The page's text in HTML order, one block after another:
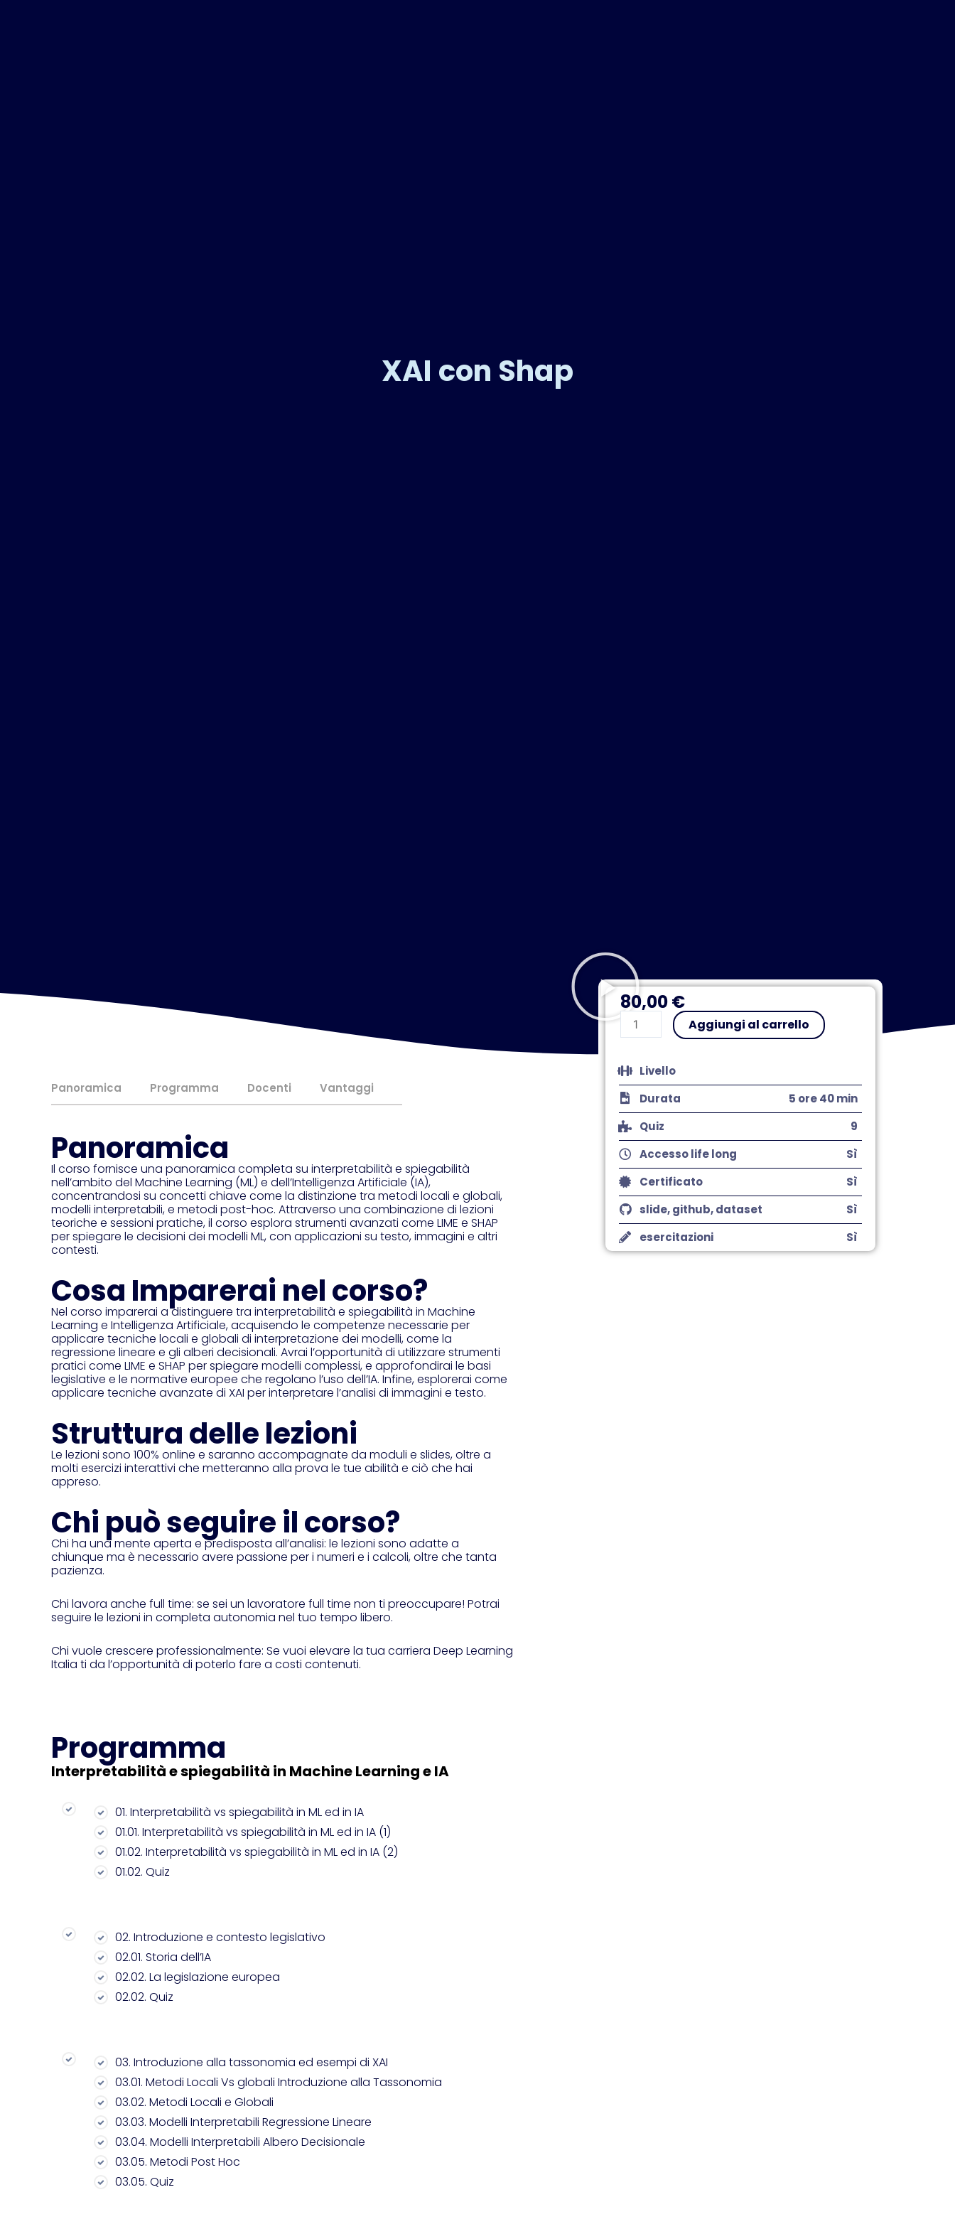
XAI con Shap
Panoramica Programma Docenti Vantaggi
Panoramica
Il corso fornisce una panoramica completa su interpretabilità e spiegabilità
nell’ambito del Machine Learning (ML) e dell’Intelligenza Artificiale (IA),
concentrandosi su concetti chiave come la distinzione tra metodi locali e globali,
modelli interpretabili, e metodi post-hoc. Attraverso una combinazione di lezioni
teoriche e sessioni pratiche, il corso esplora strumenti avanzati come LIME e SHAP
per spiegare le decisioni dei modelli ML, con applicazioni su testo, immagini e altri
contesti.
Cosa Imparerai nel corso?
Nel corso imparerai a distinguere tra interpretabilità e spiegabilità in Machine
Learning e Intelligenza Artificiale, acquisendo le competenze necessarie per
applicare tecniche locali e globali di interpretazione dei modelli, come la
regressione lineare e gli alberi decisionali. Avrai l’opportunità di utilizzare strumenti
pratici come LIME e SHAP per spiegare modelli complessi, e approfondirai le basi
legislative e le normative europee che regolano l’uso dell’IA. Infine, esplorerai come
applicare tecniche avanzate di XAI per interpretare l’analisi di immagini e testo.
Struttura delle lezioni
Le lezioni sono 100% online e saranno accompagnate da moduli e slides, oltre a
molti esercizi interattivi che metteranno alla prova le tue abilità e ciò che hai
appreso.
Chi può seguire il corso?
Chi ha una mente aperta e predisposta all’analisi: le lezioni sono adatte a
chiunque ma è necessario avere passione per i numeri e i calcoli, oltre che tanta
pazienza.
Chi lavora anche full time: se sei un lavoratore full time non ti preoccupare! Potrai
seguire le lezioni in completa autonomia nel tuo tempo libero.
Chi vuole crescere professionalmente: Se vuoi elevare la tua carriera Deep Learning
Italia ti da l’opportunità di poterlo fare a costi contenuti.
Programma
Interpretabilità e spiegabilità in Machine Learning e IA
01. Interpretabilità vs spiegabilità in ML ed in IA
01.01. Interpretabilità vs spiegabilità in ML ed in IA (1)
01.02. Interpretabilità vs spiegabilità in ML ed in IA (2)
01.02. Quiz
02. Introduzione e contesto legislativo
02.01. Storia dell’IA
02.02. La legislazione europea
02.02. Quiz
03. Introduzione alla tassonomia ed esempi di XAI
03.01. Metodi Locali Vs globali Introduzione alla Tassonomia
03.02. Metodi Locali e Globali
03.03. Modelli Interpretabili Regressione Lineare
03.04. Modelli Interpretabili Albero Decisionale
03.05. Metodi Post Hoc
03.05. Quiz
80,00€
XAI
con
quantità
Aggiungi al carrello
Livello
Durata
5 ore 40 min
Quiz
9
Accesso life long
Sì
Certificato
Sì
slide, github, dataset
Sì
esercitazioni
Sì